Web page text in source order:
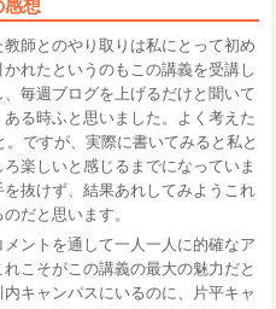
感想
師とのやり取りは私にとって初め
れたというのもこの講義を受講し
毎週ブログを上げるだけと聞いて
る時ふと思いました。よく考えた
ですが、実際に書いてみると私と
楽しいと感じるまでになっていま
抜けず、結果あれしてみようこれ
だと思います。
ントを通して一人一人に的確なア
こそがこの講義の最大の魅力だと
キャンパスにいるのに、片平キャ